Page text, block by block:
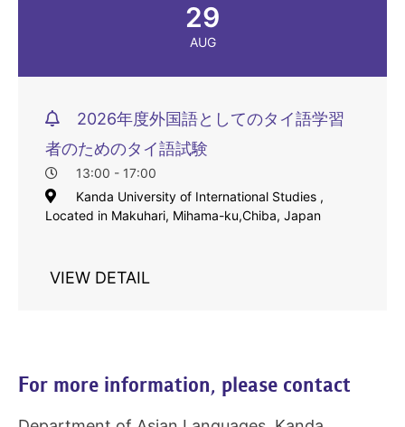
29
AUG
2026年度外国語としてのタイ語学習
者のためのタイ語試験
13:00 - 17:00
Kanda University of International Studies ,
Located in Makuhari, Mihama-ku,Chiba, Japan
VIEW DETAIL
For more information, please contact